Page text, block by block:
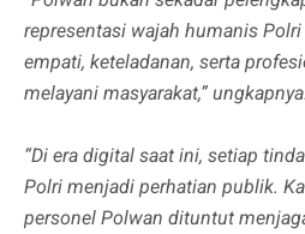
representasi wajah humanis
empati, keteladanan, serta
melayani masyarakat,” ungkapnya.
“Di era digital saat ini, setiap
Polri menjadi perhatian publik.
personel Polwan dituntut